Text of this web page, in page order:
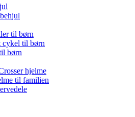
til børn
cykel til børn
børn
hjelme
til familien